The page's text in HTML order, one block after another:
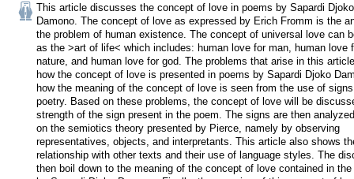
This article discusses the concept of love in poems by Sapardi Djoko
Damono. The concept of love as expressed by Erich Fromm is the
the problem of human existence. The concept of universal love can
as the >art of life< which includes: human love for man, human love
nature, and human love for god. The problems that arise in this
how the concept of love is presented in poems by Sapardi Djoko
how the meaning of the concept of love is seen from the use of
poetry. Based on these problems, the concept of love will be
strength of the sign present in the poem. The signs are then
on the semiotics theory presented by Pierce, namely by observing
representatives, objects, and interpretants. This article also shows
relationship with other texts and their use of language styles. The
then boil down to the meaning of the concept of love contained in